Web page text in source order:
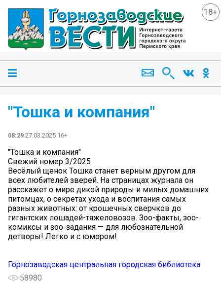
18+
"Тошка и компания"
08:29 27.03.2025 16+
"Тошка и компания"
Свежий номер 3/2025
Весёлый щенок Тошка станет верным другом для
всех любителей зверей. На страницах журнала он
расскажет о мире дикой природы и милых домашних
питомцах, о секретах ухода и воспитания самых
разных животных: от крошечных сверчков до
гигантских лошадей-тяжеловозов. Зоо-факты, зоо-
комиксы и зоо-задания — для любознательной
детворы! Легко и с юмором!
Горнозаводская центральная городская библиотека
58980